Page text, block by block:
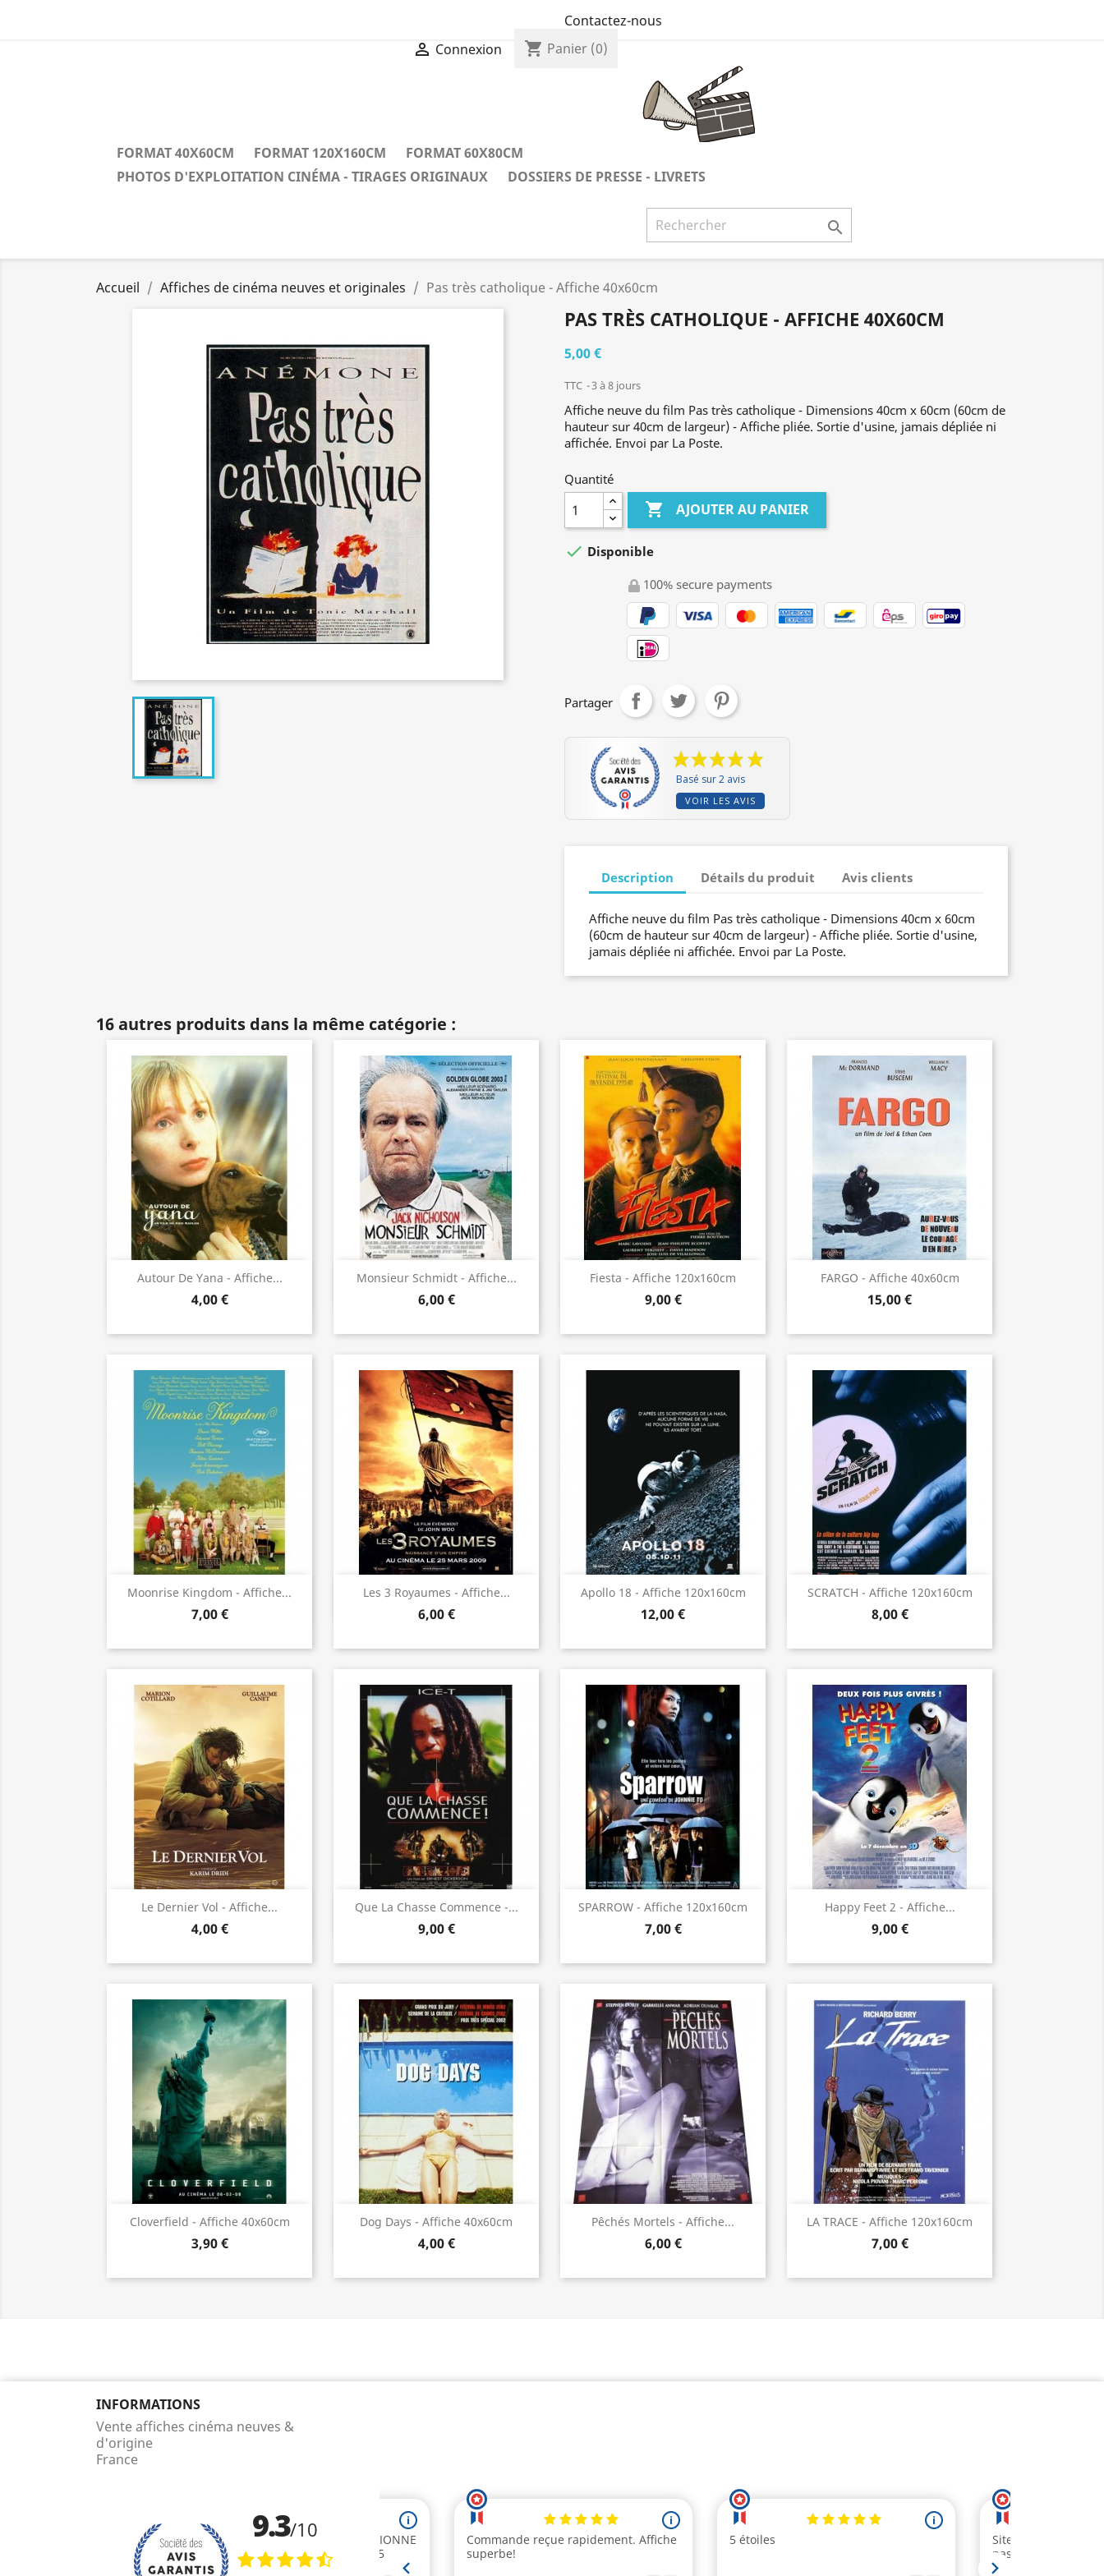
Contactez-nous
 Connexion shopping_cart Panier (0)
FORMAT 40X60CM FORMAT 120X160CM
FORMAT 60X80CM
PHOTOS D'EXPLOITATION CINÉMA - TIRAGES ORIGINAUX
DOSSIERS DE PRESSE - LIVRETS

Accueil Affiches de cinéma neuves et originales Pas très catholique - Affiche 40x60cm
PAS TRÈS CATHOLIQUE - AFFICHE 40X60CM
5,00 €
TTC 3 à 8 jours
Affiche neuve du film Pas très catholique - Dimensions 40cm x 60cm (60cm de
hauteur sur 40cm de largeur) - Affiche pliée. Sortie d'usine, jamais dépliée ni
affichée. Envoi par La Poste.
Quantité
 AJOUTER AU PANIER
 Disponible
100% secure payments
Partager
Basé sur 2 avis
VOIR LES AVIS
Description Détails du produit Avis clients
Affiche neuve du film Pas très catholique - Dimensions 40cm x 60cm
(60cm de hauteur sur 40cm de largeur) - Affiche pliée. Sortie d'usine,
jamais dépliée ni affichée. Envoi par La Poste.
16 autres produits dans la même catégorie :
Autour De Yana - Affiche...
4,00 €
Aperçu rapide Monsieur Schmidt - Affiche...
6,00 €
Aperçu rapide Fiesta - Affiche 120x160cm
9,00 €
Aperçu rapide FARGO - Affiche 40x60cm
15,00 €
Aperçu rapide
Moonrise Kingdom - Affiche...
7,00 €
Aperçu rapide Les 3 Royaumes - Affiche...
6,00 €
Aperçu rapide Apollo 18 - Affiche 120x160cm
12,00 €
Aperçu rapide SCRATCH - Affiche 120x160cm
8,00 €
Aperçu rapide
Le Dernier Vol - Affiche...
4,00 €
Aperçu rapide Que La Chasse Commence -...
9,00 €
Aperçu rapide SPARROW - Affiche 120x160cm
7,00 €
Aperçu rapide Happy Feet 2 - Affiche...
9,00 €
Aperçu rapide
Cloverfield - Affiche 40x60cm
3,90 €
Aperçu rapide Dog Days - Affiche 40x60cm
4,00 €
Aperçu rapide Pêchés Mortels - Affiche...
6,00 €
Aperçu rapide LA TRACE - Affiche 120x160cm
7,00 €
Aperçu rapide
INFORMATIONS
Vente affiches cinéma neuves &
d'origine
France